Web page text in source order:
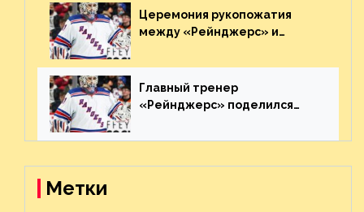
Церемония рукопожатия
между «Рейнджерс» и
матча плей-офф. Видео
Главный тренер
«Рейнджерс» поделился
предстоящего финала
Метки